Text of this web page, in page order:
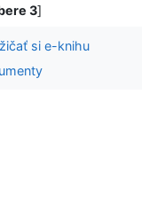
3]
si e-knihu